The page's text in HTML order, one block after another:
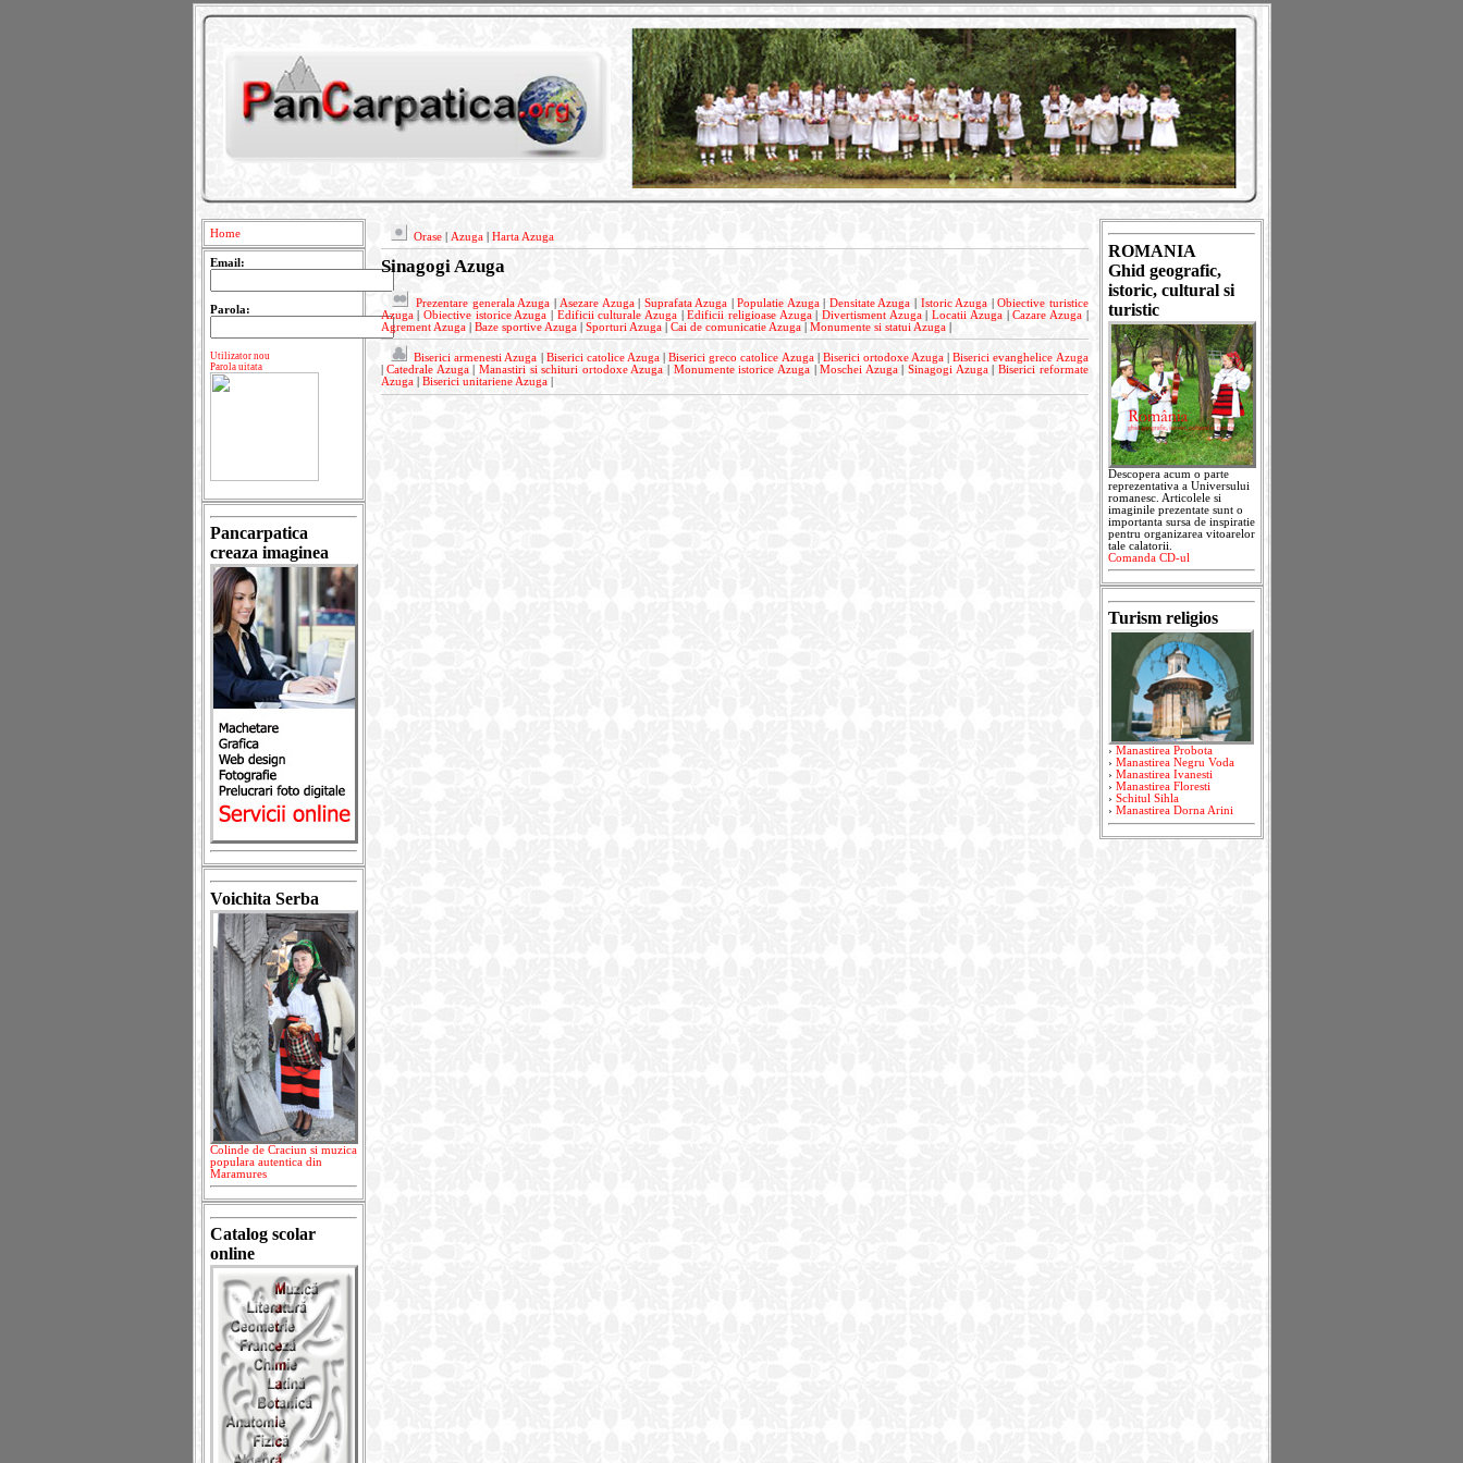
Home
Email:
Parola:
Utilizator nou
Parola uitata
Pancarpatica
creaza imaginea
Voichita Serba
Colinde de Craciun si muzica
populara autentica din
Maramures
Catalog scolar
online
Orase| Azuga| Harta Azuga
Sinagogi Azuga
Prezentare generala Azuga Asezare Azuga| Suprafata Azuga |Populatie Azuga| Densitate Azuga Istoric Azuga |Obiective turistice
Azuga| Obiective istorice Azuga Edificii culturale Azuga |Edificii religioase Azuga|Divertisment Azuga|Locatii Azuga|Cazare Azuga|
Agrement Azuga| Baze sportive Azuga| Sporturi Azuga| Cai de comunicatie Azuga| Monumente si statui Azuga|
Biserici armenesti Azuga Biserici catolice Azuga|Biserici greco catolice Azuga| Biserici ortodoxe Azuga |Biserici evanghelice Azuga
|Catedrale Azuga| Manastiri si schituri ortodoxe Azuga Monumente istorice Azuga|Moschei Azuga|Sinagogi Azuga| Biserici reformate
Azuga| Biserici unitariene Azuga|
ROMANIA
Ghid geografic,
istoric, cultural si
turistic
Descopera acum o parte
reprezentativa a Universului
romanesc. Articolele si
imaginile prezentate sunt o
importanta sursa de inspiratie
pentru organizarea vitoarelor
tale calatorii.
Comanda CD-ul
Turism religios
› Manastirea Probota
› Manastirea Negru Voda
› Manastirea Ivanesti
› Manastirea Floresti
› Schitul Sihla
› Manastirea Dorna Arini